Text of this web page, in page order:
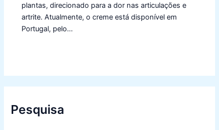
plantas, direcionado para a dor nas articulações e
artrite. Atualmente, o creme está disponível em
Portugal, pelo…
Pesquisa